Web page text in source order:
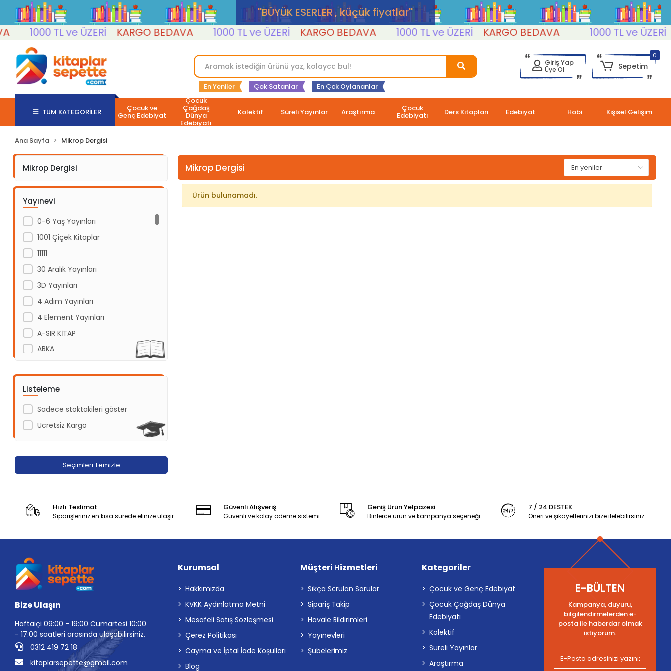
''BÜYÜK ESERLER , küçük fiyatlar''
1000 TL ve ÜZERİ
KARGO BEDAVA 1000 TL ve ÜZERİ KARGO BEDAVA 1000 TL ve ÜZERİ KARGO BEDAVA 1000 TL ve ÜZERİ
En Yeniler Çok Satanlar En Çok Oylananlar
Giriş Yap
Üye Ol
0
Sepetim
TÜM KATEGORİLER Çocuk ve
Genç Edebiyat
Çocuk
Çağdaş
Dünya
Edebiyatı
Kolektif Süreli Yayınlar Araştırma Çocuk
Edebiyatı Ders Kitapları Edebiyat Hobi Kişisel Gelişim
Ana Sayfa Mikrop Dergisi
Mikrop Dergisi
Yayınevi
0-6 Yaş Yayınları
1001 Çiçek Kitaplar
11111
30 Aralık Yayınları
3D Yayınları
4 Adım Yayınları
4 Element Yayınları
A-SIR KİTAP
ABKA
Acil Yayınları
Açı Yayınları
ADAKÜLTÜR
Adeda Yayınları
Aden Yayıncılık
Agapi Yayınları
Aile Yayınları
AKABE HEDİYELİK
Akademi Çocuk
Akademi Çocuk - Funny Mat
Akademi Denizi Yayınları
Akaşa Yayınları
Akçağ Yayınları
Akil Yayınevi
Listeleme
Sadece stoktakileri göster
Ücretsiz Kargo
Seçimleri Temizle
Mikrop Dergisi
Ürün bulunamadı.
Hızlı Teslimat
Siparişleriniz en kısa sürede elinize ulaşır.
Güvenli Alışveriş
Güvenli ve kolay ödeme sistemi
Geniş Ürün Yelpazesi
Binlerce ürün ve kampanya seçeneği
7 / 24 DESTEK
Öneri ve şikayetlerinizi bize iletebilirsiniz.
Bize Ulaşın
Haftaiçi 09:00 - 19:00 Cumartesi 10:00
- 17:00 saatleri arasında ulaşabilirsiniz.
0312 419 72 18
kitaplarsepette@gmail.com
Kurumsal
Hakkımızda
KVKK Aydınlatma Metni
Mesafeli Satış Sözleşmesi
Çerez Politikası
Cayma ve İptal İade Koşulları
Blog
Müşteri Hizmetleri
Sıkça Sorulan Sorular
Sipariş Takip
Havale Bildirimleri
Yayınevleri
Şubelerimiz
Kategoriler
Çocuk ve Genç Edebiyat
Çocuk Çağdaş Dünya
Edebiyatı
Kolektif
Süreli Yayınlar
Araştırma
E-BÜLTEN
Kampanya, duyuru,
bilgilendirmelerden e-
posta ile haberdar olmak
istiyorum.